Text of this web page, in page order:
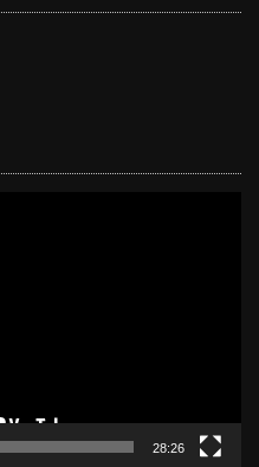
28:26